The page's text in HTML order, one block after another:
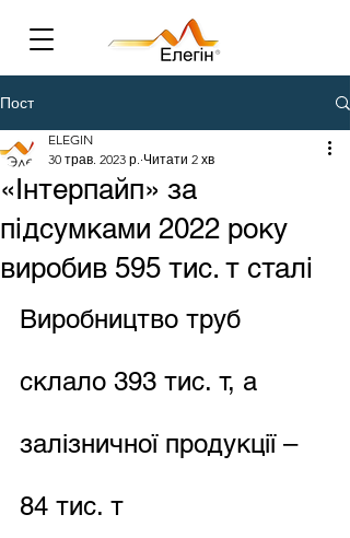
Пост
«Інтерпайп» за
підсумками 2022 року
виробив 595 тис. т сталі
ELEGIN
30 трав. 2023 р. Читати 2 хв
Виробництво труб
склало 393 тис. т, а
залізничної продукції –
84 тис. т